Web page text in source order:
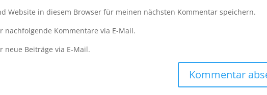
Website in diesem Browser für meinen nächsten Kommentar speichern.
nachfolgende Kommentare via E-Mail.
neue Beiträge via E-Mail.